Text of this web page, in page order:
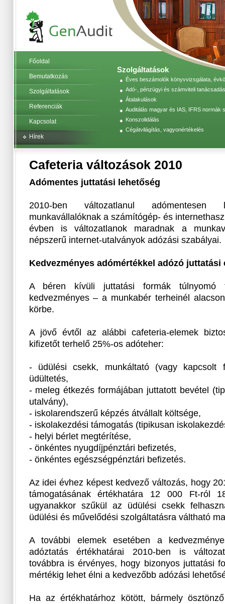
Főoldal
Bemutatkozás
Szolgáltatások
Referenciák
Kapcsolat
Hírek
Szolgáltatások
Éves beszámolók könyvvizsgálata,
Adó-, pénzügyi és számviteli
Átalakulások
Auditálás magyar és IAS, IFRS normák
Konszolidálás
Cégátvilágítás, vagyonértékelés
Cafeteria változások 2010
Adómentes juttatási lehetőség
2010-ben változatlanul
munkavállalóknak a számítógép- és
évben is változatlanok maradnak a
népszerű internet-utalványok adózási szabályai.
Kedvezményes adómértékkel adózó juttatási
A béren kívüli juttatási formák túlnyomó
kedvezményes – a munkabér terheinél
körbe.
A jövő évtől az alábbi cafeteria-elemek
kifizetőt terhelő 25%-os adóteher:
- üdülési csekk, munkáltató (vagy kapcsolt
üdültetés,
- meleg étkezés formájában juttatott bevétel
utalvány),
- iskolarendszerű képzés átvállalt költsége,
- iskolakezdési támogatás (tipikusan
- helyi bérlet megtérítése,
- önkéntes nyugdíjpénztári befizetés,
- önkéntes egészségpénztári befizetés.
Az idei évhez képest kedvező változás, hogy
támogatásának értékhatára 12 000 Ft-ról
ugyanakkor szűkül az üdülési csekk
üdülési és művelődési szolgáltatásra váltható
A további elemek esetében a
adóztatás értékhatárai 2010-ben is
továbbra is érvényes, hogy bizonyos juttatási
mértékig lehet élni a kedvezőbb adózási
Ha az értékhatárhoz kötött, bármely